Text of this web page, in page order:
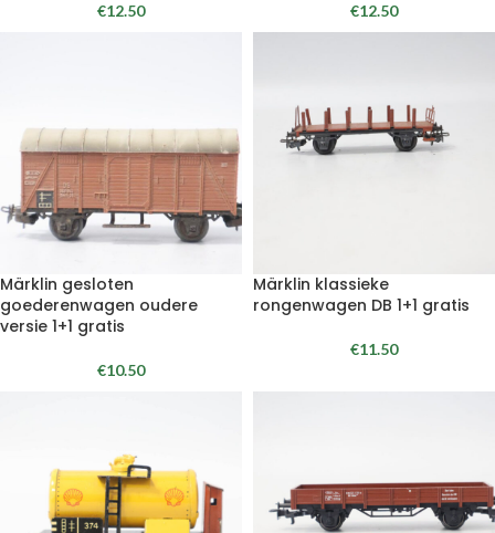
€12.50 €12.50
Märklin gesloten
goederenwagen oudere
versie 1+1 gratis
€10.50
Märklin klassieke
rongenwagen DB 1+1 gratis
€11.50